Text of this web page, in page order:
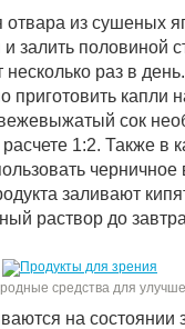
отвара из сушеных
залить половиной
несколько раз в
приготовить капли
сок
1:2. Также в
черничное
заливают
раствор до
средства для
на состоянии